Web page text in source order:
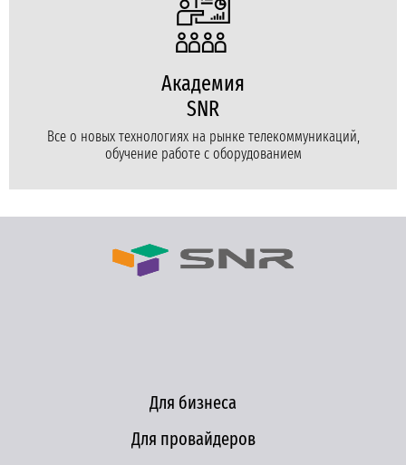
Академия
SNR
Все о новых технологиях на рынке телекоммуникаций,
обучение работе с оборудованием
Для бизнеса
Для провайдеров